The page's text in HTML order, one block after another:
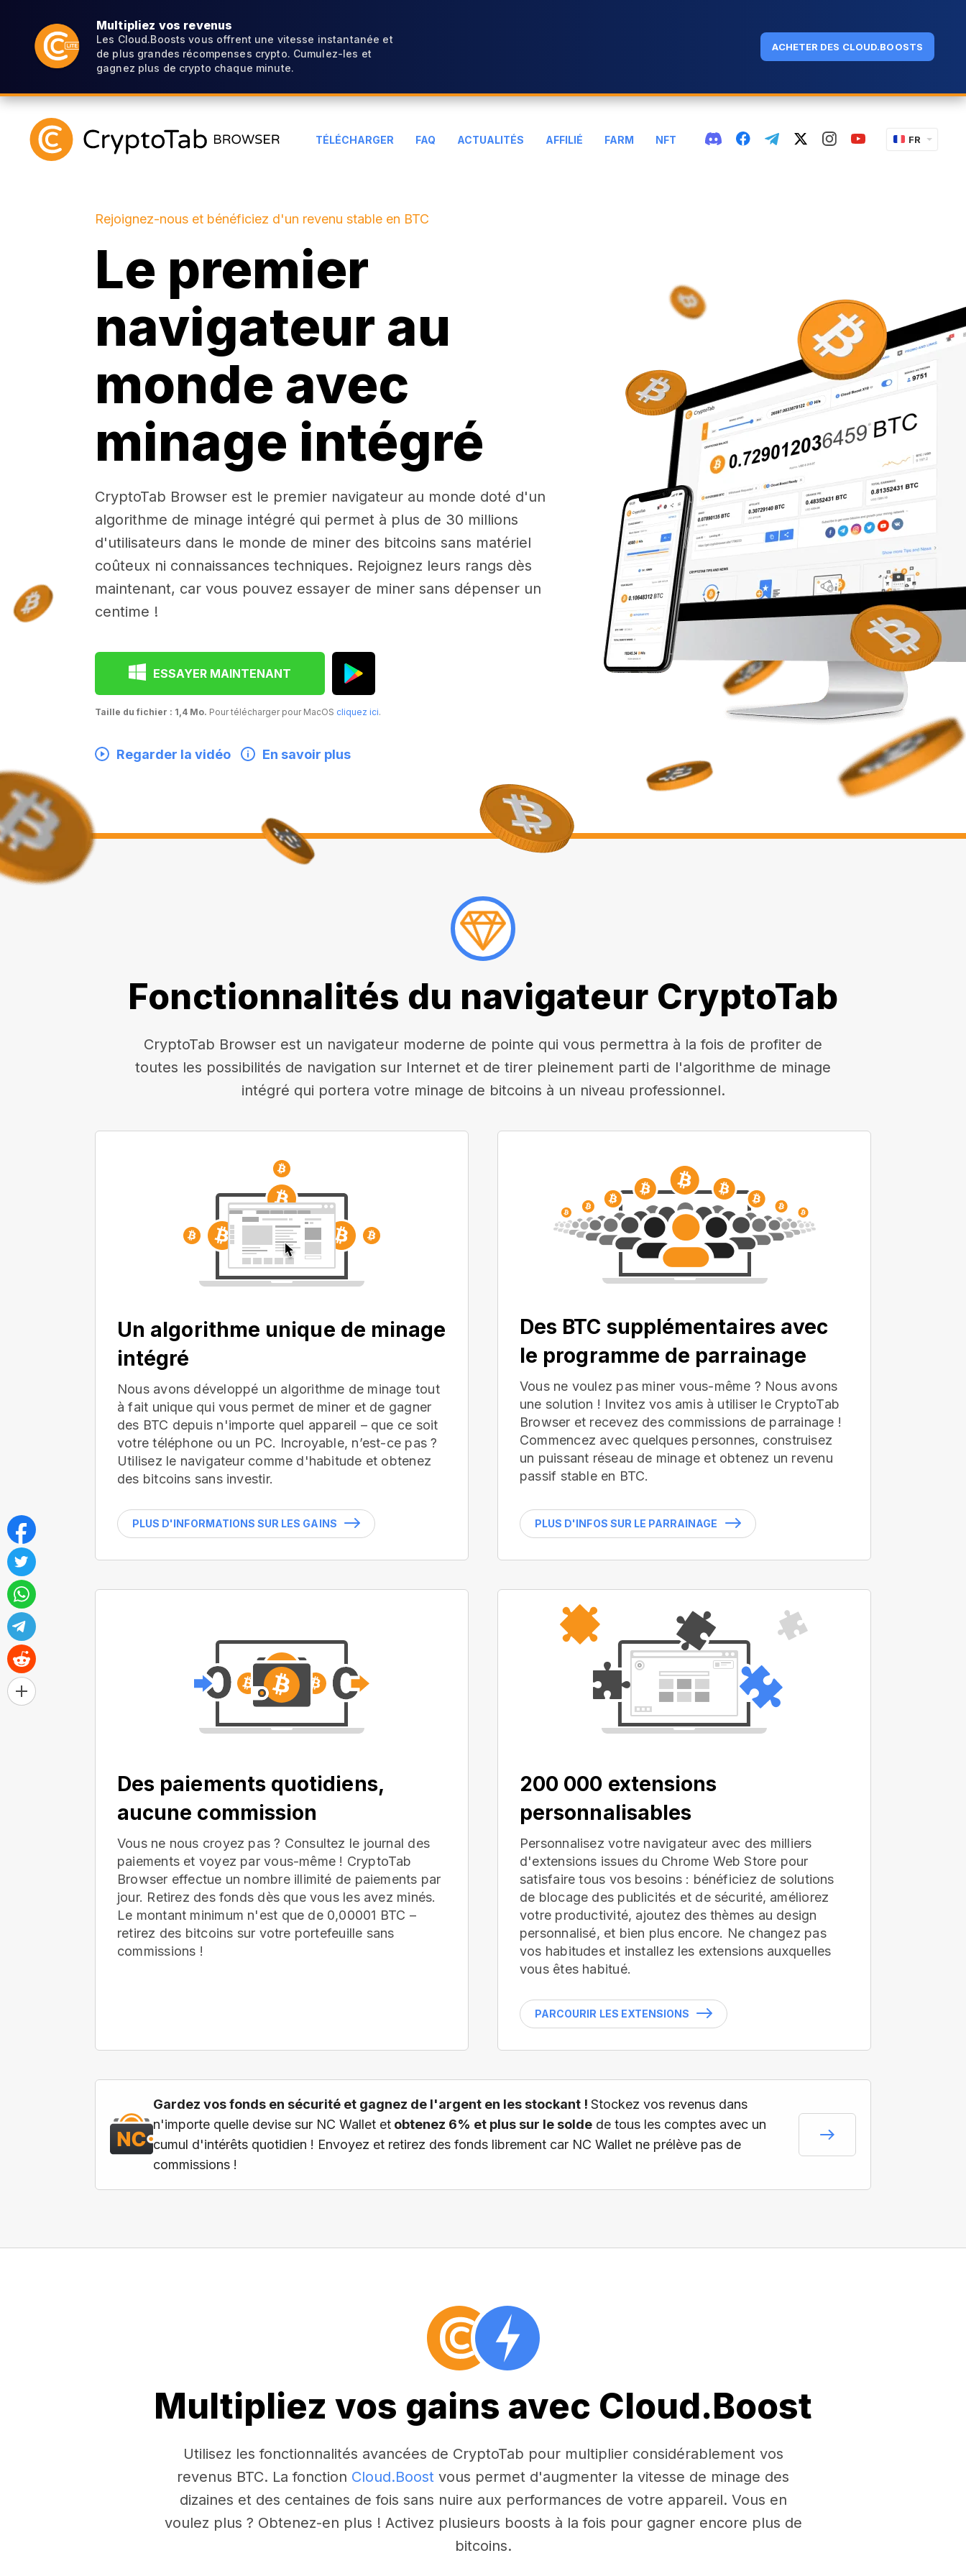
Multipliez vos revenus
Les Cloud.Boosts vous offrent une vitesse instantanée et
de plus grandes récompenses crypto. Cumulez-les et
gagnez plus de crypto chaque minute.
ACHETER DES CLOUD.BOOSTS
TÉLÉCHARGER FAQ ACTUALITÉS AFFILIÉ FARM NFT FR
Rejoignez-nous et bénéficiez d'un revenu stable en BTC
Le premier
navigateur au
monde avec
minage intégré
CryptoTab Browser est le premier navigateur au monde doté d'un
algorithme de minage intégré qui permet à plus de 30 millions
d'utilisateurs dans le monde de miner des bitcoins sans matériel
coûteux ni connaissances techniques. Rejoignez leurs rangs dès
maintenant, car vous pouvez essayer de miner sans dépenser un
centime !
ESSAYER MAINTENANT
Taille du fichier : 1,4 Mo. Pour télécharger pour MacOS cliquez ici.
Regarder la vidéo En savoir plus
Fonctionnalités du navigateur CryptoTab
CryptoTab Browser est un navigateur moderne de pointe qui vous permettra à la fois de profiter de
toutes les possibilités de navigation sur Internet et de tirer pleinement parti de l'algorithme de minage
intégré qui portera votre minage de bitcoins à un niveau professionnel.
Un algorithme unique de minage
intégré
Nous avons développé un algorithme de minage tout
à fait unique qui vous permet de miner et de gagner
des BTC depuis n'importe quel appareil – que ce soit
votre téléphone ou un PC. Incroyable, n’est-ce pas ?
Utilisez le navigateur comme d'habitude et obtenez
des bitcoins sans investir.
PLUS D'INFORMATIONS SUR LES GAINS
Des BTC supplémentaires avec
le programme de parrainage
Vous ne voulez pas miner vous-même ? Nous avons
une solution ! Invitez vos amis à utiliser le CryptoTab
Browser et recevez des commissions de parrainage !
Commencez avec quelques personnes, construisez
un puissant réseau de minage et obtenez un revenu
passif stable en BTC.
PLUS D'INFOS SUR LE PARRAINAGE
Des paiements quotidiens,
aucune commission
Vous ne nous croyez pas ? Consultez le journal des
paiements et voyez par vous-même ! CryptoTab
Browser effectue un nombre illimité de paiements par
jour. Retirez des fonds dès que vous les avez minés.
Le montant minimum n'est que de 0,00001 BTC –
retirez des bitcoins sur votre portefeuille sans
commissions !
200 000 extensions
personnalisables
Personnalisez votre navigateur avec des milliers
d'extensions issues du Chrome Web Store pour
satisfaire tous vos besoins : bénéficiez de solutions
de blocage des publicités et de sécurité, améliorez
votre productivité, ajoutez des thèmes au design
personnalisé, et bien plus encore. Ne changez pas
vos habitudes et installez les extensions auxquelles
vous êtes habitué.
PARCOURIR LES EXTENSIONS
Gardez vos fonds en sécurité et gagnez de l'argent en les stockant ! Stockez vos revenus dans
n'importe quelle devise sur NC Wallet et obtenez 6% et plus sur le solde de tous les comptes avec un
cumul d'intérêts quotidien ! Envoyez et retirez des fonds librement car NC Wallet ne prélève pas de
commissions !
Multipliez vos gains avec Cloud.Boost
Utilisez les fonctionnalités avancées de CryptoTab pour multiplier considérablement vos
revenus BTC. La fonction Cloud.Boost vous permet d'augmenter la vitesse de minage des
dizaines et des centaines de fois sans nuire aux performances de votre appareil. Vous en
voulez plus ? Obtenez-en plus ! Activez plusieurs boosts à la fois pour gagner encore plus de
bitcoins.